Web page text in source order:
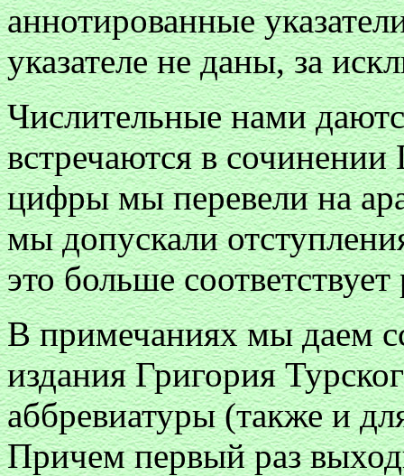
аннотированные
указателе не даны, за
Числительные нами
встречаются в
цифры мы перевели на
мы допускали
это больше
В примечаниях мы даем
издания Григория
аббревиатуры (также и
Причем первый раз